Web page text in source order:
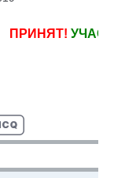
ПРИНЯТ!